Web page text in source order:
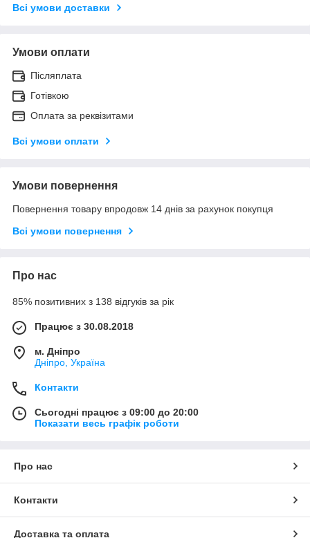
Всі умови доставки
Умови оплати
Післяплата
Готівкою
Оплата за реквізитами
Всі умови оплати
Умови повернення
Повернення товару впродовж 14 днів за рахунок покупця
Всі умови повернення
Про нас
85% позитивних з 138 відгуків за рік
Працює з 30.08.2018
м. Дніпро
Дніпро, Україна
Контакти
Сьогодні працює з 09:00 до 20:00
Показати весь графік роботи
Про нас
Контакти
Доставка та оплата